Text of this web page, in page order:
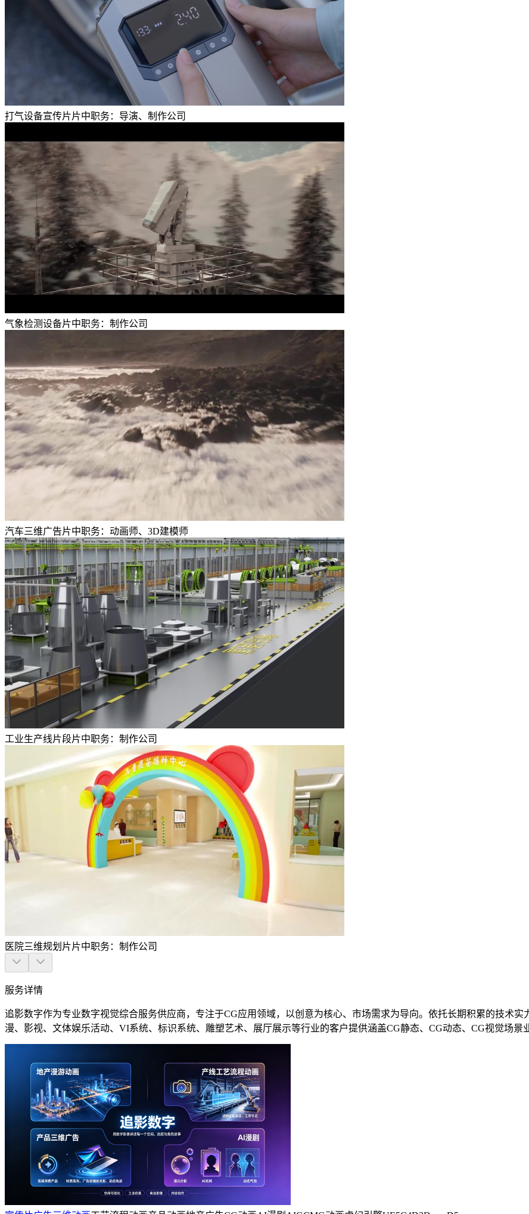
打气设备宣传片片中职务： 导演、制作公司
气象检测设备片中职务： 制作公司
汽车三维广告片中职务： 动画师、3D建模师
工业生产线片段片中职务： 制作公司
医院三维规划片片中职务： 制作公司
服务详情
追影数字作为专业数字视觉综合服务供应商，专注于CG应用领域，以创意为核心、市场需求为导向。依托长期积累的技术
漫、影视、文体娱乐活动、VI系统、标识系统、雕塑艺术、展厅展示等行业的客户提供涵盖CG静态、CG动态、CG视觉场景